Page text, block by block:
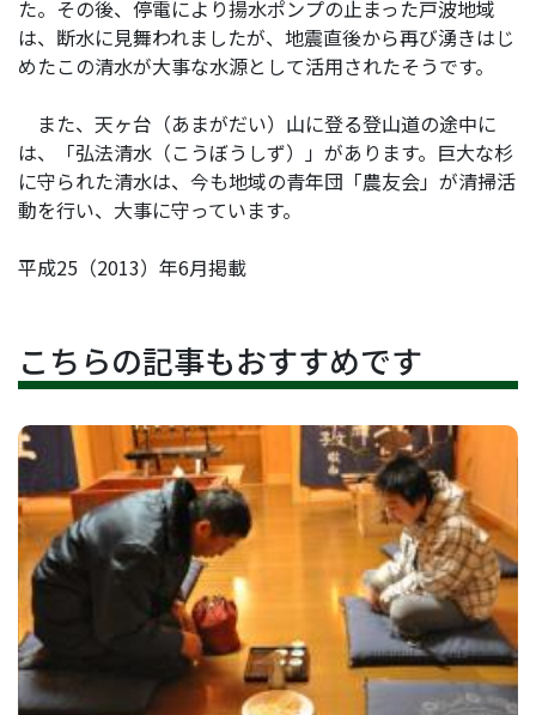
た。その後、停電により揚水ポンプの止まった戸波地域
は、断水に見舞われましたが、地震直後から再び湧きはじ
めたこの清水が大事な水源として活用されたそうです。
また、天ヶ台（あまがだい）山に登る登山道の途中に
は、「弘法清水（こうぼうしず）」があります。巨大な杉
に守られた清水は、今も地域の青年団「農友会」が清掃活
動を行い、大事に守っています。
平成25（2013）年6月掲載
こちらの記事もおすすめです